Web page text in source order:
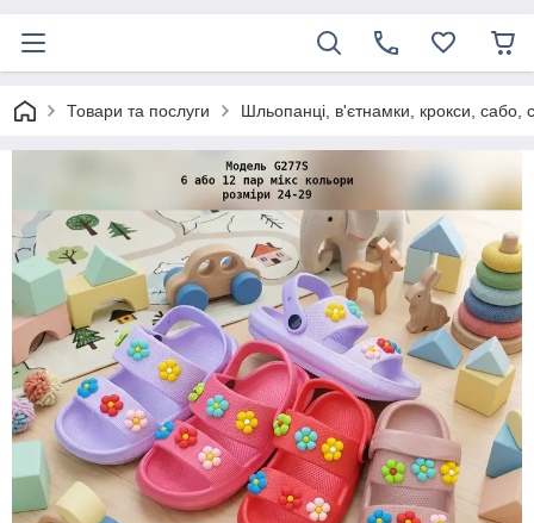
Товари та послуги Шльопанці, в'єтнамки, крокси, сабо,